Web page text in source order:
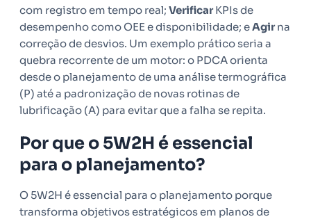
com registro em tempo real; VerificarKPIs de
desempenho como OEE e disponibilidade; eAgirna
correção de desvios. Um exemplo prático seria a
quebra recorrente de um motor: o PDCA orienta
desde o planejamento de uma análise termográfica
(P) até a padronização de novas rotinas de
lubrificação (A) para evitar que a falha se repita.
Por que o 5W2H é essencial
para o planejamento?
O 5W2H é essencial para o planejamento porque
transforma objetivos estratégicos em planos de